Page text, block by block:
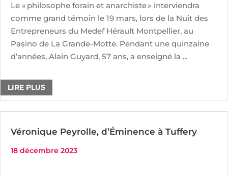
Le « philosophe forain et anarchiste » interviendra
comme grand témoin le 19 mars, lors de la Nuit des
Entrepreneurs du Medef Hérault Montpellier, au
Pasino de La Grande-Motte. Pendant une quinzaine
d’années, Alain Guyard, 57 ans, a enseigné la ...
LIRE PLUS
Véronique Peyrolle, d’Éminence à Tuffery
18 décembre 2023